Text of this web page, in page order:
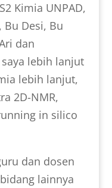
Kimia UNPAD,
Bu Desi, Bu
dan
lebih lanjut
lebih lanjut,
2D-NMR,
in silico
dan dosen
lainnya